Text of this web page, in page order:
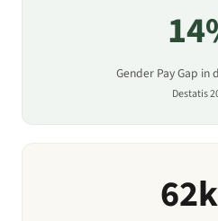
14
Gender Pay Gap in
Destatis
62